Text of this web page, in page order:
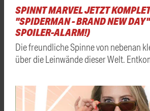
SPINNT MARVEL JETZT
"SPIDERMAN - BRAND NEW
SPOILER-ALARM!)
Die freundliche Spinne von nebenan
über die Leinwände dieser Welt.